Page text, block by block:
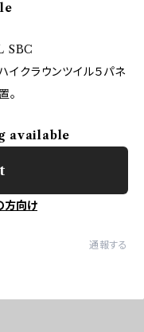
SBC
イクラウンツイル５パネ
。
available
方向け
通報する